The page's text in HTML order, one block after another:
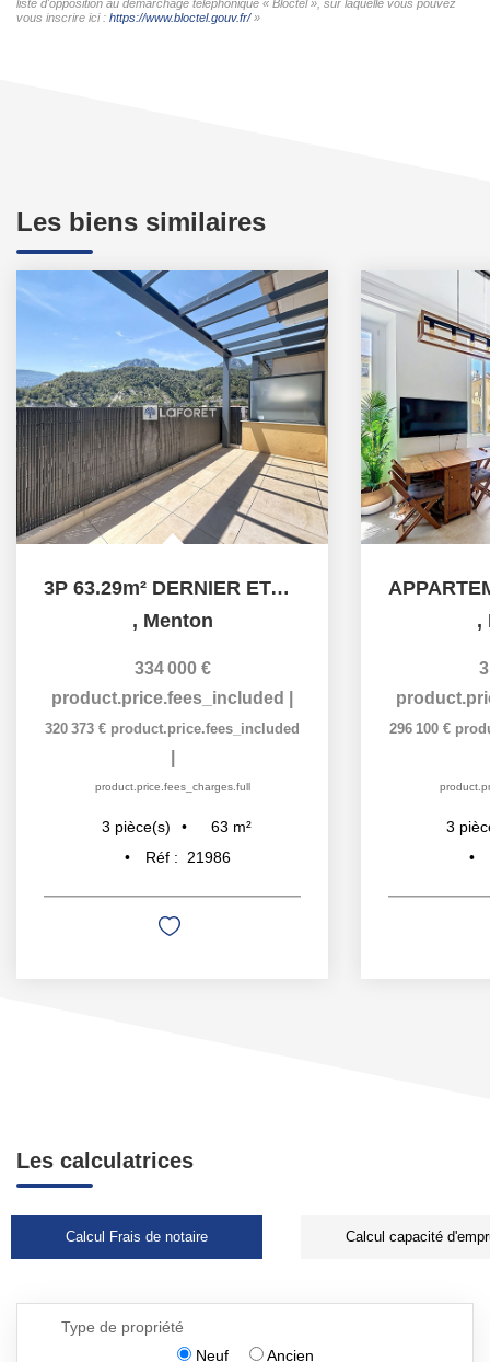
liste d'opposition au démarchage téléphonique « Bloctel », sur laquelle vous pouvez
vous inscrire ici : https://www.bloctel.gouv.fr/»
Les biens similaires
3P 63.29m² DERNIER ETAGE - TERRASSE ET PARKING
, Menton
334 000 €
product.price.fees_included
320 373 € product.price.fees_included
product.price.fees_charges.full
3 pièce(s) 63 m²
Réf :
21986
,
296 100 €
3
Les calculatrices
Calcul Frais de notaire Calcul capacité